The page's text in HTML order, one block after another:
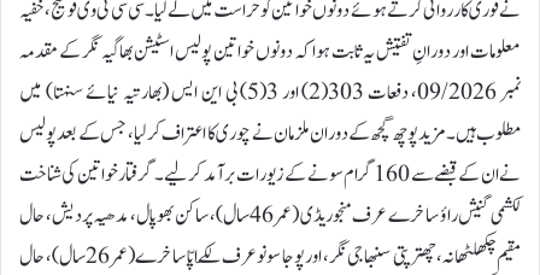
نے فوری کارروائی کرتے ہوئے دونوں خواتین کو حراست میں لے لیا۔سی سی ٹی وی فوٹیج، خفیہ
معلومات اور دورانِ تفتیش یہ ثابت ہوا کہ دونوں خواتین پولیس اسٹیشن بھاگیہ نگر کے مقدمہ
نمبر 09/2026، دفعات 303(2) اور 3(5) بی این ایس (بھارتیہ نیائے سنہتا) میں
مطلوب ہیں۔ مزید پوچھ گچھ کے دوران ملزمان نے چوری کا اعتراف کر لیا، جس کے بعد پولیس
نے ان کے قبضے سے 160 گرام سونے کے زیورات برآمد کر لیے۔گرفتار خواتین کی شناخت
لکشمی گنیش راؤ ساخرے عرف منجو ریڈی (عمر 46 سال)، ساکن بھوپال، مدھیہ پردیش، حال
مقیم چکھلٹھانہ، چھترپتی سنبھاجی نگر، اور پوجا سونو عرف لکّے اپّا ساخرے (عمر 26 سال)، حال